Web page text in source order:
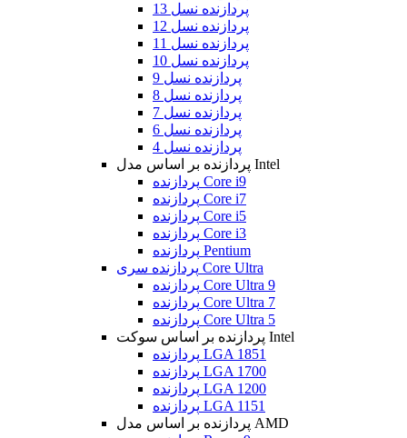
پردازنده نسل 13
پردازنده نسل 12
پردازنده نسل 11
پردازنده نسل 10
پردازنده نسل 9
پردازنده نسل 8
پردازنده نسل 7
پردازنده نسل 6
پردازنده نسل 4
پردازنده بر اساس مدل Intel
پردازنده Core i9
پردازنده Core i7
پردازنده Core i5
پردازنده Core i3
پردازنده Pentium
پردازنده سری Core Ultra
پردازنده Core Ultra 9
پردازنده Core Ultra 7
پردازنده Core Ultra 5
پردازنده بر اساس سوکت Intel
پردازنده LGA 1851
پردازنده LGA 1700
پردازنده LGA 1200
پردازنده LGA 1151
پردازنده بر اساس مدل AMD